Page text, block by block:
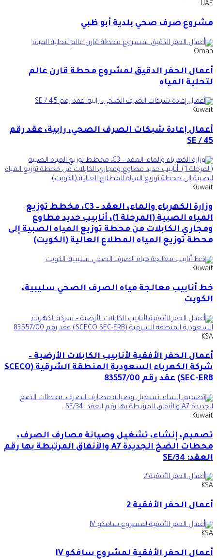
UAE
مشروع صرف صحي بلدية أبو ظبي
Oman
أعمال الحفر الدقيق لمشروع محطة قارن عالم
لتحلية المياه
Kuwait
أعمال إعادة شبكات الصرف الصحي، رابية، عقد رقم
SE / 45
Kuwait
وزارة الكهرباء والماء، العقد – C3، مخطط توزيع
المياه الصبية (المرحلة 1)، أنابيب حديد مطاوع
ومجاري الكابلات من محطة توزيع المياه الصبية إلى
محطة توزيع المياه المطلاع العالية (الكويت)
Kuwait
خط أنابيب معالجة مياه الصرف الصحي سليبية،
الكويت
KSA
أعمال الحفر الأفقية لأنابيب الكابلات الأرضية –
شركة الكهرباء السعودية المنطقة الشرقية (SCECO
SEC-ERB) عقد رقم 83557/00
Kuwait
تصميم، إنشاء، تشغيل وصيانة مصارف الصرف،
محطات الضخ الجديدة A7 والأنفاق المرتبطة بها رقم
العقد: SE/34
KSA
أعمال الحفر الأفقية 2
KSA
أعمال الحفر الأفقية لمشروع سافكو IV